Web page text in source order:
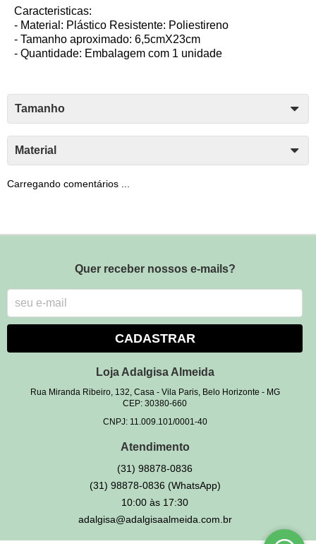
Caracteristicas:
- Material: Plástico Resistente: Poliestireno
- Tamanho aproximado: 6,5cmX23cm
- Quantidade: Embalagem com 1 unidade
Tamanho
Material
Carregando comentários ...
Quer receber nossos e-mails?
CADASTRAR
Loja Adalgisa Almeida
Rua Miranda Ribeiro, 132, Casa- Vila Paris, Belo Horizonte - MG
CEP: 30380-660
CNPJ: 11.009.101/0001-40
Atendimento
(31) 98878-0836
(31) 98878-0836 (WhatsApp)
10:00 às 17:30
adalgisa@adalgisaalmeida.com.br